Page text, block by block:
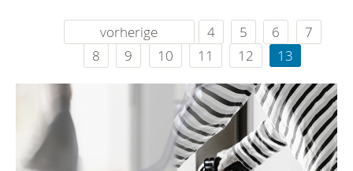
vorherige 4 5 6
7
8
9 10 11 12 13